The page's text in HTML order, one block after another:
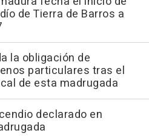
de Tierra de Barros a
la obligación de
particulares tras el
de esta madrugada
declarado en